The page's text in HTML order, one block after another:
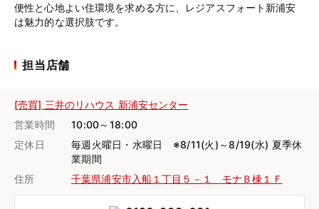
便性と心地よい住環境を求める方に、レジアスフォート新浦安
は魅力的な選択肢です。
担当店舗
[売買] 三井のリハウス 新浦安センター
営業時間
10:00～18:00
定休日
毎週火曜日・水曜日 ※8/11(火)～8/19(水) 夏季休
業期間
住所
千葉県浦安市入船１丁目５－１ モナＢ棟１Ｆ